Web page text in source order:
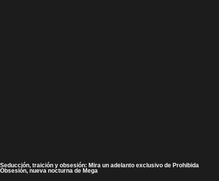
Seducción, traición y obsesión: Mira un adelanto exclusivo de Prohibida
Obsesión, nueva nocturna de Mega